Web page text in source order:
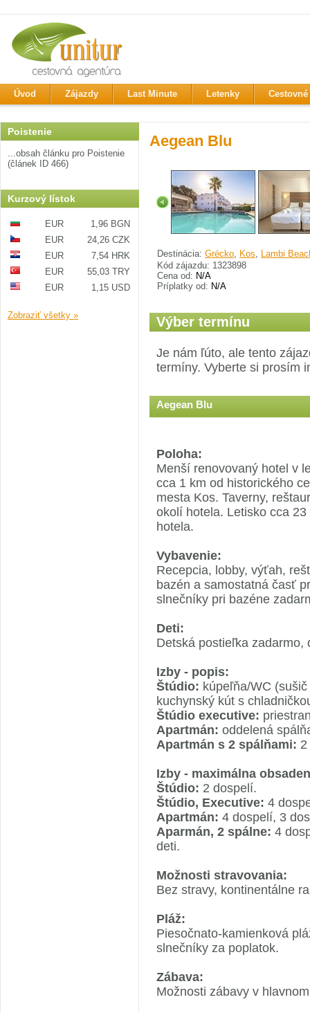
Úvod Zájazdy Last Minute Letenky
Poistenie
...obsah článku pro Poistenie
(článek ID 466)
Kurzový lístok
EUR
1,96 BGN
EUR
24,26 CZK
EUR
7,54 HRK
EUR
55,03 TRY
EUR
1,15 USD
Zobraziť všetky »
Aegean Blu
Destinácia: Grécko, Kos, Lambi
Kód zájazdu: 1323898
Cena od: N/A
Príplatky od: N/A
Výber termínu
Je nám ľúto, ale tento
termíny. Vyberte si prosím
Aegean Blu
Poloha:
Menší renovovaný hotel v
cca 1 km od historického
mesta Kos. Taverny,
okolí hotela. Letisko cca
hotela.
Vybavenie:
Recepcia, lobby, výťah,
bazén a samostatná časť
slnečníky pri bazéne
Deti:
Detská postieľka zadarmo,
Izby - popis:
Štúdio: kúpeľňa/WC
kuchynský kút s
Štúdio executive:
Apartmán: oddelená
Apartmán s 2 spálňami:
Izby - maximálna
Štúdio: 2 dospelí.
Štúdio, Executive: 4
Apartmán: 4 dospelí, 3
Aparmán, 2 spálne: 4
deti.
Možnosti stravovania:
Bez stravy, kontinentálne
Pláž:
Piesočnato-kamienková
slnečníky za poplatok.
Zábava:
Možnosti zábavy v